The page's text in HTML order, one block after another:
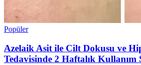
Popüler
Azelaik Asit ile Cilt Dokusu ve
Tedavisinde 2 Haftalık Kullanım